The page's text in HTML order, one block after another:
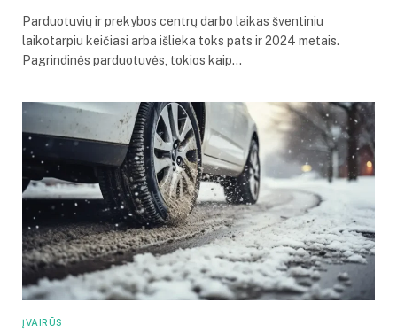
Parduotuvių ir prekybos centrų darbo laikas šventiniu
laikotarpiu keičiasi arba išlieka toks pats ir 2024 metais.
Pagrindinės parduotuvės, tokios kaip…
ĮVAIRŪS